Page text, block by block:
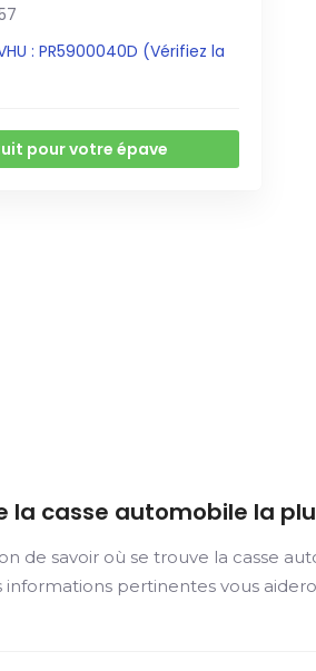
: PR5900040D (Vérifiez la
pour votre épave
la casse automobile la
de savoir où se trouve la casse
informations pertinentes vous